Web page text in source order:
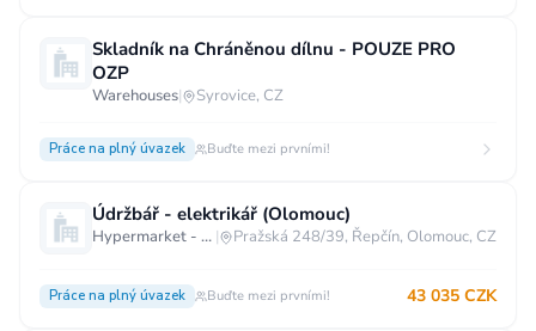
Skladník na Chráněnou dílnu - POUZE PRO
OZP
Warehouses| Syrovice, CZ
Práce na plný úvazek Buďte mezi prvními!
Údržbář - elektrikář (Olomouc)
Hypermarket - Olomouc | Pražská 248/39, Řepčín, Olomouc, CZ
Práce na plný úvazek Buďte mezi prvními! 43 035 CZK